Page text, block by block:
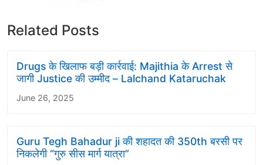
Related Posts
Drugs के खिलाफ बड़ी कार्रवाई: Majithia के Arrest से
जागी Justice की उम्मीद – Lalchand Kataruchak
June 26, 2025
Guru Tegh Bahadur ji की शहादत की 350th बरसी पर
निकलेगी “गुरु सीस मार्ग यात्रा”